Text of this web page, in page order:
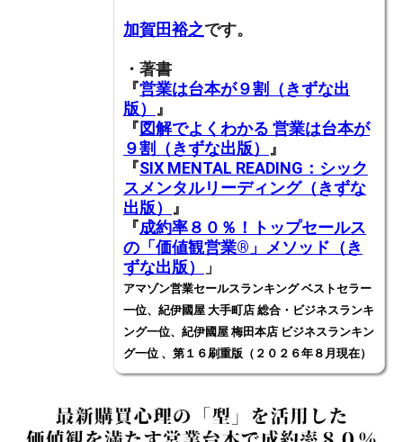
加賀田裕之です。
・著書
『営業は台本が９割（きずな出
版）
』
『図解でよくわかる 営業は台本が
９割（きずな出版）
』
『SIX MENTAL READING：シック
スメンタルリーディング（きずな
出版）
』
『成約率８０％！トップセールス
の「価値観営業®️」メソッド（き
ずな出版）
」
アマゾン営業セールスランキング ベストセラー
一位、紀伊國屋 大手町店 総合・ビジネスランキ
ング一位、紀伊國屋 梅田本店 ビジネスランキン
グ一位 、第１６刷重版（２０２６年８月現在）